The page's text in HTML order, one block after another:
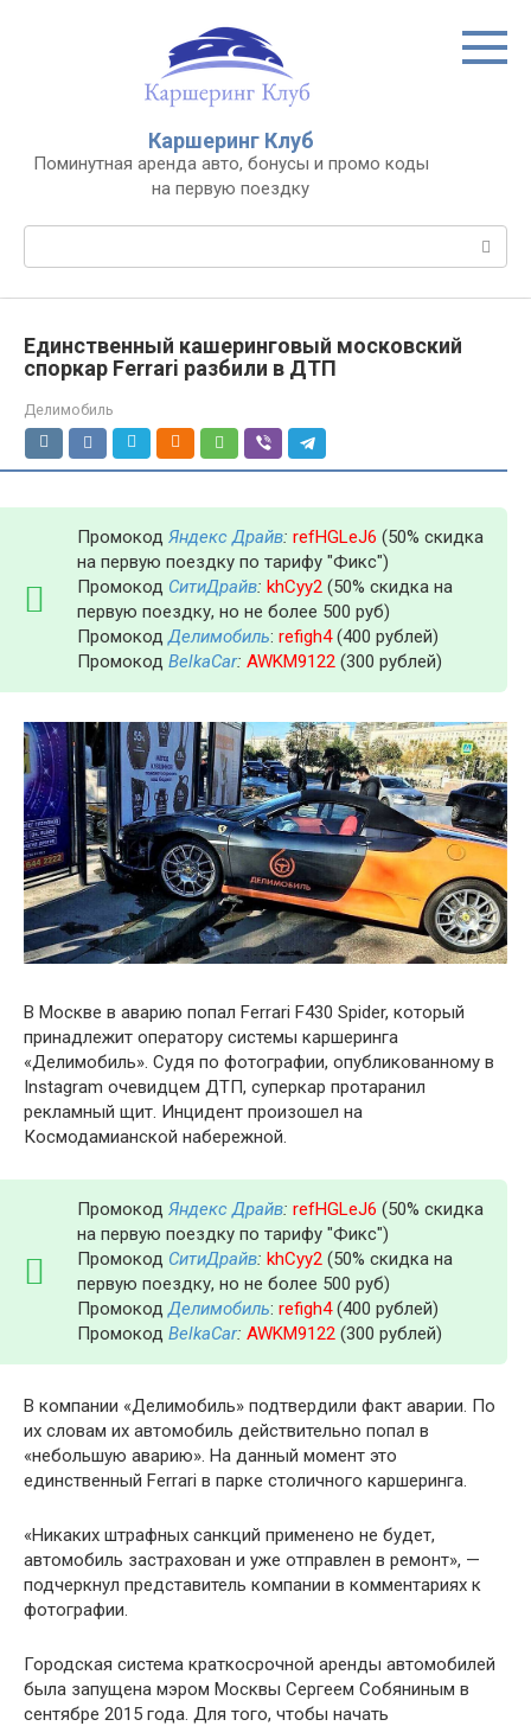
Каршеринг Клуб
Поминутная аренда авто, бонусы и промо коды
на первую поездку
Поиск:
Единственный кашеринговый московский
споркар Ferrari разбили в ДТП
Делимобиль
Промокод Яндекс Драйв: refHGLeJ6 (50% скидка
на первую поездку по тарифу "Фикс")
Промокод СитиДрайв: khCyy2 (50% скидка на
первую поездку, но не более 500 руб)
ПромокодДелимобиль: refigh4(400 рублей)
Промокод BelkaCar: AWKM9122 (300 рублей)
В Москве в аварию попал Ferrari F430 Spider, который
принадлежит оператору системы каршеринга
«Делимобиль». Судя по фотографии, опубликованному в
Instagram очевидцем ДТП, суперкар протаранил
рекламный щит. Инцидент произошел на
Космодамианской набережной.
Промокод Яндекс Драйв: refHGLeJ6 (50% скидка
на первую поездку по тарифу "Фикс")
Промокод СитиДрайв: khCyy2 (50% скидка на
первую поездку, но не более 500 руб)
ПромокодДелимобиль: refigh4(400 рублей)
Промокод BelkaCar: AWKM9122 (300 рублей)
В компании «Делимобиль» подтвердили факт аварии. По
их словам их автомобиль действительно попал в
«небольшую аварию». На данный момент это
единственный Ferrari в парке столичного каршеринга.
«Никаких штрафных санкций применено не будет,
автомобиль застрахован и уже отправлен в ремонт», —
подчеркнул представитель компании в комментариях к
фотографии.
Городская система краткосрочной аренды автомобилей
была запущена мэром Москвы Сергеем Собяниным в
сентябре 2015 года. Для того, чтобы начать